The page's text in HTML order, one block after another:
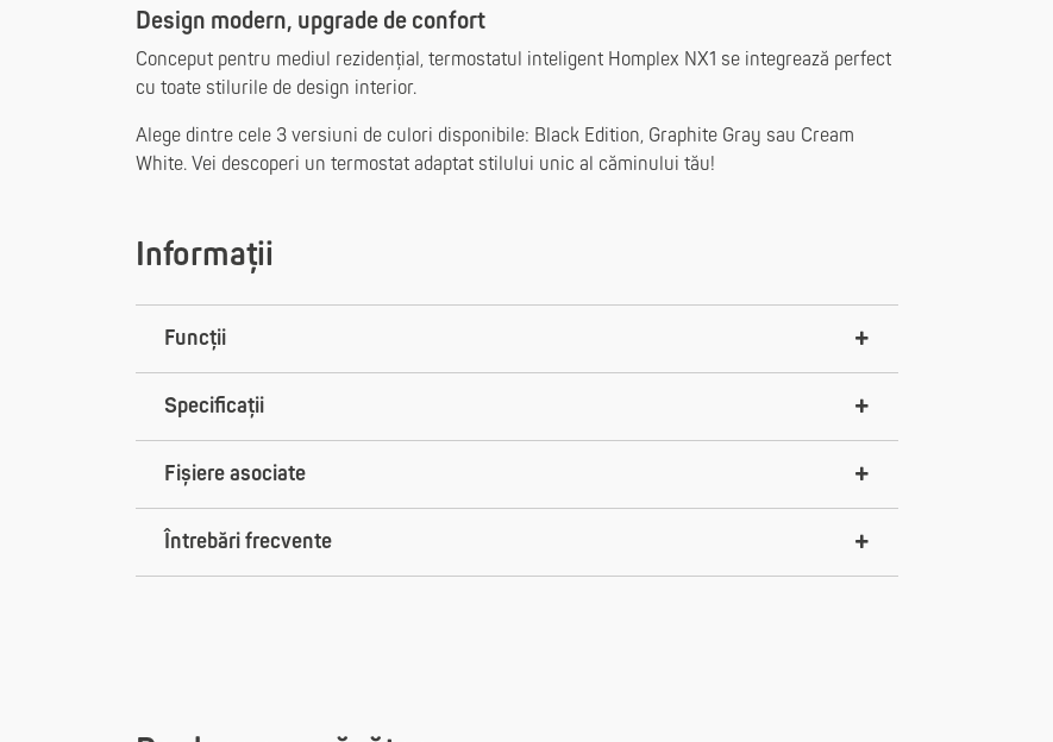
Design modern, upgrade de confort
Conceput pentru mediul rezidențial, termostatul inteligent Homplex NX1 se integrează perfect
cu toate stilurile de design interior.
Alege dintre cele 3 versiuni de culori disponibile: Black Edition, Graphite Gray sau Cream
White. Vei descoperi un termostat adaptat stilului unic al căminului tău!
Informații
Funcții
Specificații
Fișiere asociate
Întrebări frecvente